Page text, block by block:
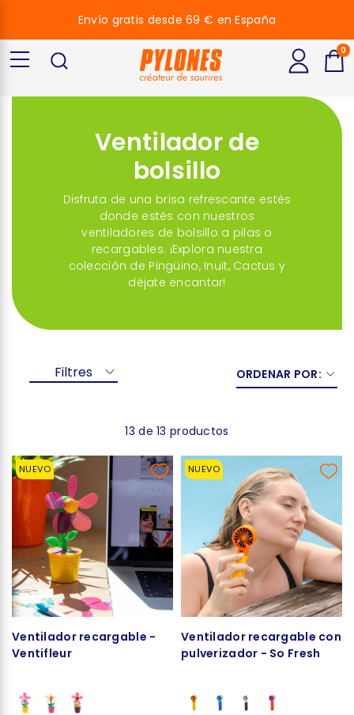
Ventilador de
bolsillo
Disfruta de una brisa refrescante estés
donde estés con nuestros
ventiladores de bolsillo a pilas o
recargables. ¡Explora nuestra
colección de Pingüino, Inuit, Cactus y
déjate encantar!
Filtres ORDENAR POR:
13 de 13 productos
NUEVO
Ventilador recargable -
Ventifleur
NUEVO
Ventilador recargable con
pulverizador - So Fresh
Envío gratis desde 69 € en España
0